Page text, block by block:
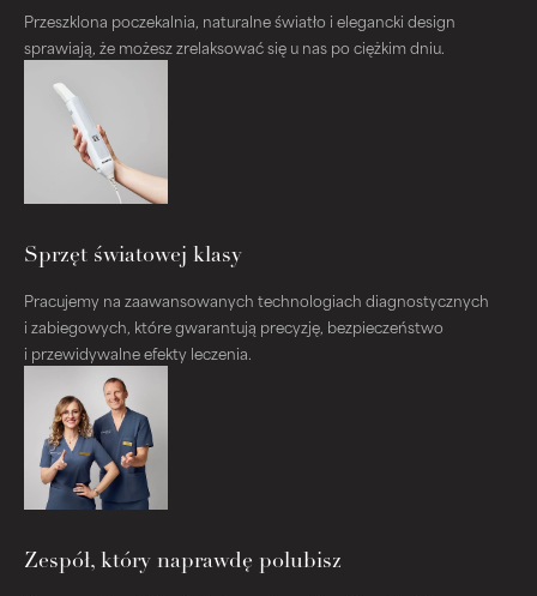
Przeszklona poczekalnia, naturalne światło i elegancki design
sprawiają, że możesz zrelaksować się u nas po ciężkim dniu.
Sprzęt światowej klasy
Pracujemy na zaawansowanych technologiach diagnostycznych
i zabiegowych, które gwarantują precyzję, bezpieczeństwo
i przewidywalne efekty leczenia.
Zespół, który naprawdę polubisz